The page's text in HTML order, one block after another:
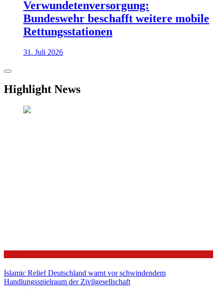
Verwundetenversorgung:
Bundeswehr beschafft weitere mobile
Rettungsstationen
31. Juli 2026
Highlight News
Islamic Relief Deutschland warnt vor schwindendem
Handlungsspielraum der Zivilgesellschaft